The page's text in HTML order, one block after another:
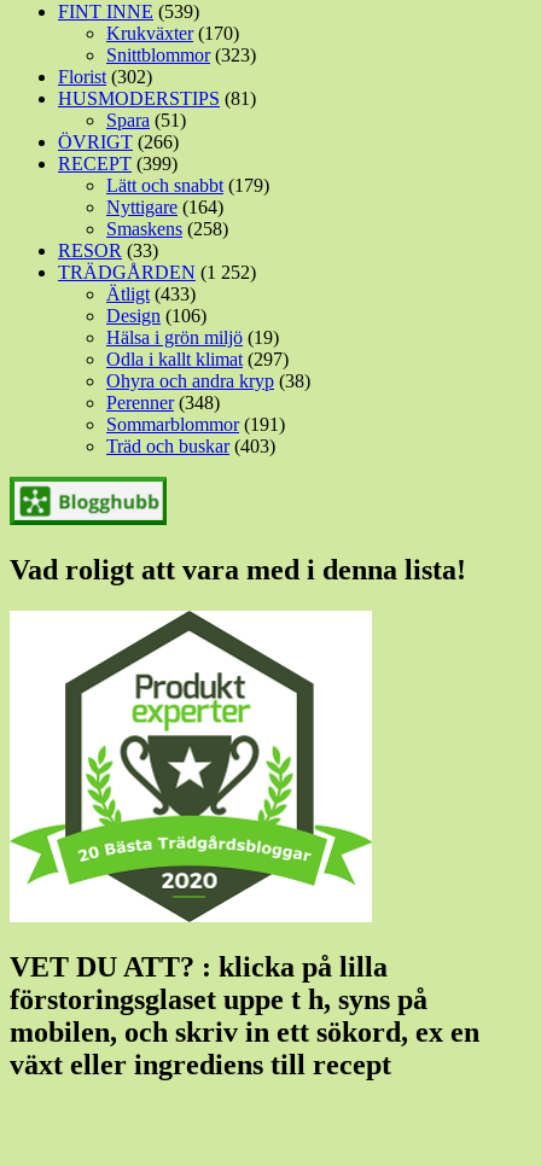
FINT INNE (539)
Krukväxter(170)
Snittblommor(323)
Florist (302)
HUSMODERSTIPS (81)
Spara (51)
ÖVRIGT (266)
RECEPT (399)
Lätt och snabbt (179)
Nyttigare (164)
Smaskens (258)
RESOR (33)
TRÄDGÅRDEN (1 252)
Ätligt (433)
Design (106)
Hälsa i grön miljö (19)
Odla i kallt klimat (297)
Ohyra och andra kryp (38)
Perenner(348)
Sommarblommor(191)
Träd och buskar(403)
Vad roligt att vara med i denna lista!
VET DU ATT? : klicka på lilla
förstoringsglaset uppe t h, syns på
mobilen, och skriv in ett sökord, ex en
växt eller ingrediens till recept